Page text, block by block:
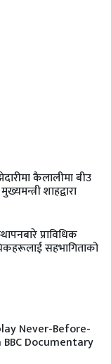
कैलालीमा बीउ
शाहद्वारा
प्राविधिक
सहभागिताको
Never-Before-
Documentary